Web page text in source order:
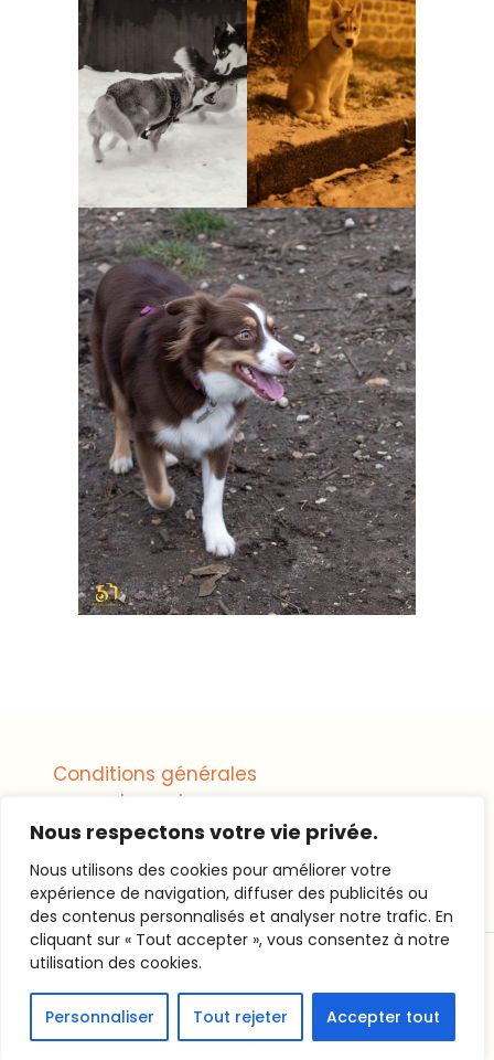
Nous respectons votre vie privée.
Nous utilisons des cookies pour améliorer votre
expérience de navigation, diffuser des publicités ou
des contenus personnalisés et analyser notre trafic. En
cliquant sur « Tout accepter », vous consentez à notre
utilisation des cookies.
Personnaliser Tout rejeter Accepter tout
Conditions générales
de vente
Mentions légales
© artstudiophotos tous droits réservés 2025
PhotographyPowered by WordPress.